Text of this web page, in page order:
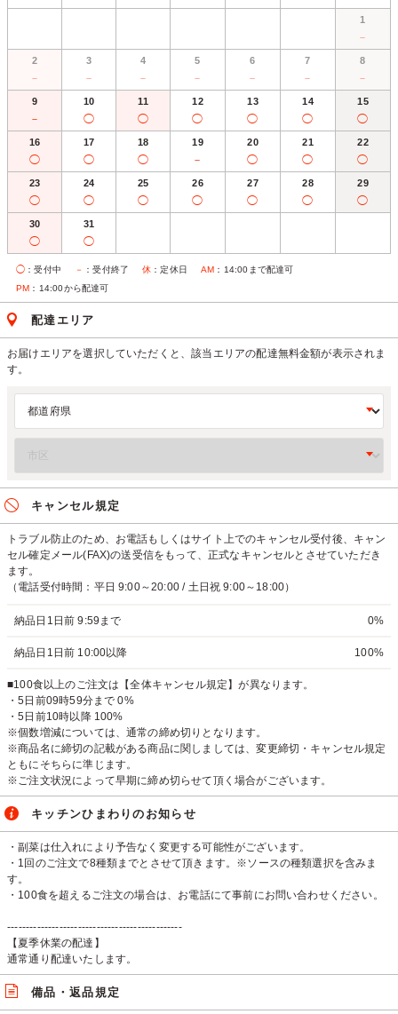
1
－
2
－
3
－
4
－
5
－
6
－
7
－
8
－
9
－
10
◯
11
◯
12
◯
13
◯
14
◯
15
◯
16
◯
17
◯
18
◯
19
－
20
◯
21
◯
22
◯
23
◯
24
◯
25
◯
26
◯
27
◯
28
◯
29
◯
30
◯
31
◯
◯ ：受付中 － ：受付終了 休 ：定休日 AM ：14:00まで配達可
PM ：14:00から配達可
配達エリア
お届けエリアを選択していただくと、該当エリアの配達無料金額が表示されま
す。
キャンセル規定
トラブル防止のため、お電話もしくはサイト上でのキャンセル受付後、キャン
セル確定メール(FAX)の送受信をもって、正式なキャンセルとさせていただき
ます。
（電話受付時間：平日 9:00～20:00 / 土日祝 9:00～18:00）
納品日1日前 9:59まで 0%
納品日1日前 10:00以降 100%
■100食以上のご注文は【全体キャンセル規定】が異なります。
・5日前09時59分まで 0%
・5日前10時以降 100%
※個数増減については、通常の締め切りとなります。
※商品名に締切の記載がある商品に関しましては、変更締切・キャンセル規定
ともにそちらに準じます。
※ご注文状況によって早期に締め切らせて頂く場合がございます。
キッチンひまわりのお知らせ
・副菜は仕入れにより予告なく変更する可能性がございます。
・1回のご注文で8種類までとさせて頂きます。※ソースの種類選択を含みま
す。
・100食を超えるご注文の場合は、お電話にて事前にお問い合わせください。
-----------------------------------------------
【夏季休業の配達】
通常通り配達いたします。
備品・返品規定